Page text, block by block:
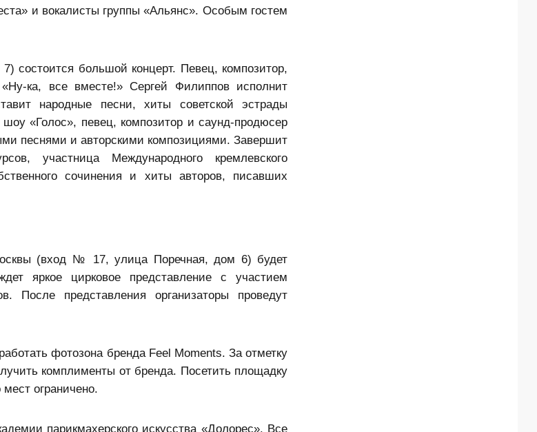
и вокалисты группы «Альянс». Особым гостем
состоится большой концерт. Певец, композитор,
ка, все вместе!» Сергей Филиппов исполнит
народные песни, хиты советской эстрады
«Голос», певец, композитор и саунд-продюсер
песнями и авторскими композициями. Завершит
участница Международного кремлевского
сочинения и хиты авторов, писавших
(вход № 17, улица Поречная, дом 6) будет
яркое цирковое представление с участием
После представления организаторы проведут
фотозона бренда Feel Moments. За отметку
комплименты от бренда. Посетить площадку
ограничено.
парикмахерского искусства «Долорес». Все